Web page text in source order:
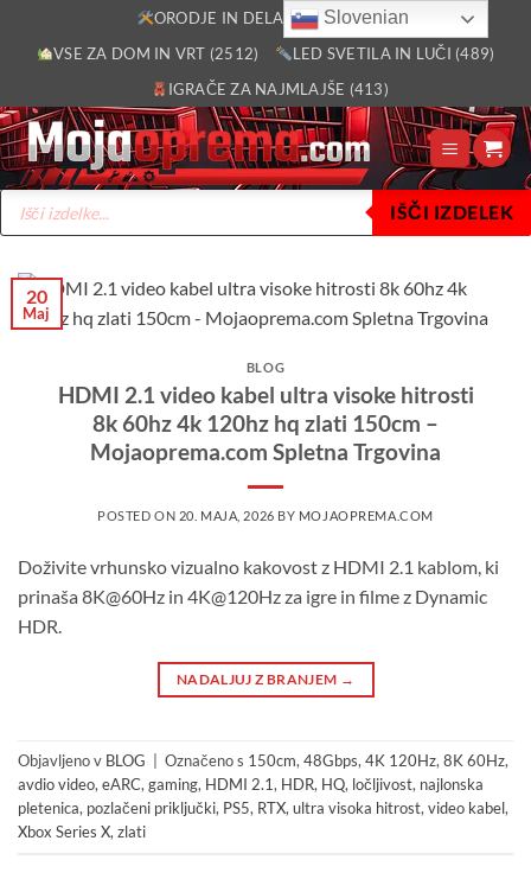
ORODJE IN DELAVNICA (2805)
VSE ZA DOM IN VRT (2512)
LED SVETILA IN LUČI (489)
IGRAČE ZA NAJMLAJŠE (413)
Products
search
IŠČI IZDELEK
20
Maj
BLOG
HDMI 2.1 video kabel ultra visoke hitrosti
8k 60hz 4k 120hz hq zlati 150cm –
Mojaoprema.com Spletna Trgovina
POSTED ON 20. MAJA, 2026 BY MOJAOPREMA.COM
Doživite vrhunsko vizualno kakovost z HDMI 2.1 kablom, ki
prinaša 8K@60Hz in 4K@120Hz za igre in filme z Dynamic
HDR.
NADALJUJ Z BRANJEM →
Objavljeno v BLOG Označeno s 150cm, 48Gbps, 4K 120Hz, 8K 60Hz,
avdio video, eARC, gaming, HDMI 2.1, HDR, HQ, ločljivost, najlonska
pletenica, pozlačeni priključki, PS5, RTX, ultra visoka hitrost, video kabel,
Xbox Series X, zlati
Slovenian